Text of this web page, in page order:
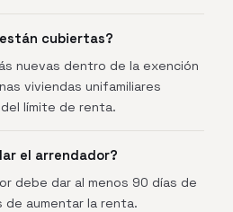
cubiertas?
nuevas dentro de la exención
viviendas unifamiliares
límite de renta.
el arrendador?
debe dar al menos 90 días de
aumentar la renta.